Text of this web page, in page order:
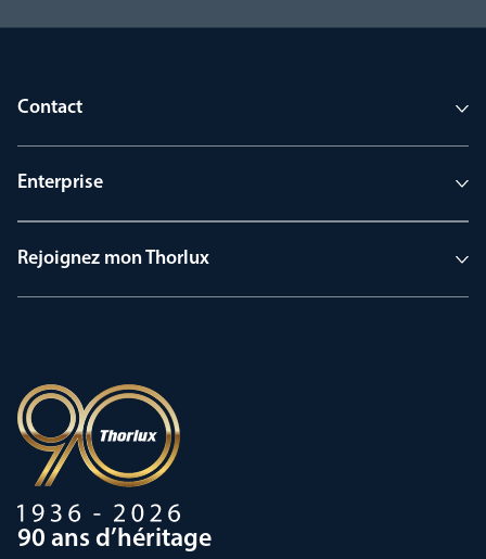
Contact
Enterprise
Rejoignez mon Thorlux
90 ans d’héritage